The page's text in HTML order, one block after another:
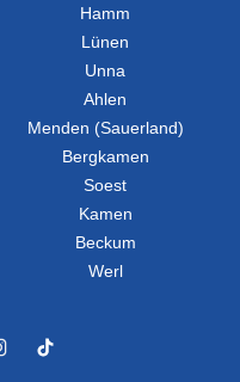
Hamm
Lünen
Unna
Ahlen
Menden (Sauerland)
Bergkamen
Soest
Kamen
Beckum
Werl